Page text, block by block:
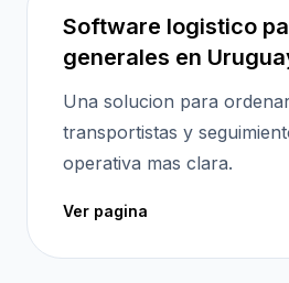
Software logistico
generales en
Una solucion para
transportistas y
operativa mas clara.
Ver pagina